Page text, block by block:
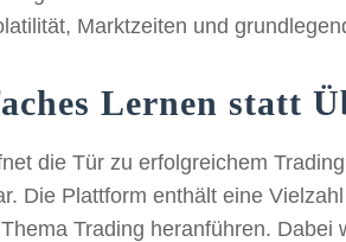
Marktzeiten und
Lernen statt
die Tür zu erfolgreichem
Die Plattform enthält eine
Trading heranführen.